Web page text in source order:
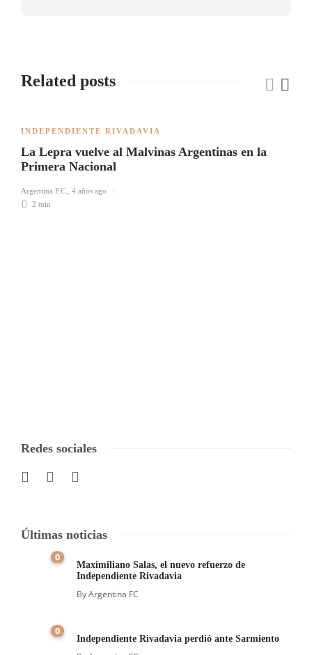
Related posts
INDEPENDIENTE RIVADAVIA
La Lepra vuelve al Malvinas Argentinas en la
Primera Nacional
Argentina F.C.
4 años ago
2 min
Redes sociales
Últimas noticias
0
Maximiliano Salas, el nuevo refuerzo de
Independiente Rivadavia
ByArgentina FC
0
Independiente Rivadavia perdió ante Sarmiento